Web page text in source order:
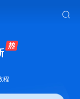
程